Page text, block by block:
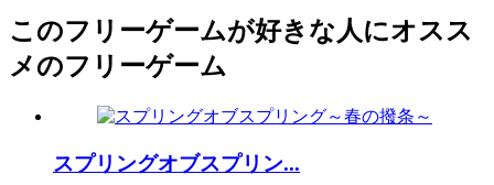
このフリーゲームが好きな人にオスス
メのフリーゲーム
スプリングオブスプリン...